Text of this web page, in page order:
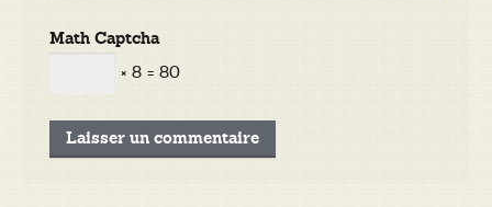
Math Captcha
× 8 = 80